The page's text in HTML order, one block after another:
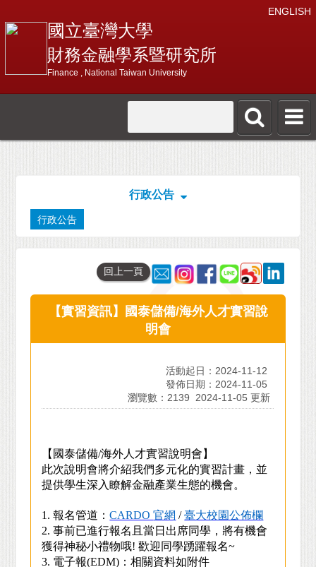
ENGLISH
國立臺灣大學
財務金融學系暨研究所
Finance , National Taiwan University
行政公告
行政公告
回上一頁
【實習資訊】國泰儲備/海外人才實習說
明會
活動起日：2024-11-12
發佈日期：2024-11-05
瀏覽數：2139
2024-11-05 更新
【國泰儲備/海外人才實習說明會】
此次說明會將介紹我們多元化的實習計畫，並
提供學生深入瞭解金融產業生態的機會。
1.報名管道：CARDO官網 /臺大校園公佈欄
2.事前已進行報名且當日出席同學，將有機會
獲得神秘小禮物哦! 歡迎同學踴躍報名~
3. 電子報(EDM)：相關資料如附件